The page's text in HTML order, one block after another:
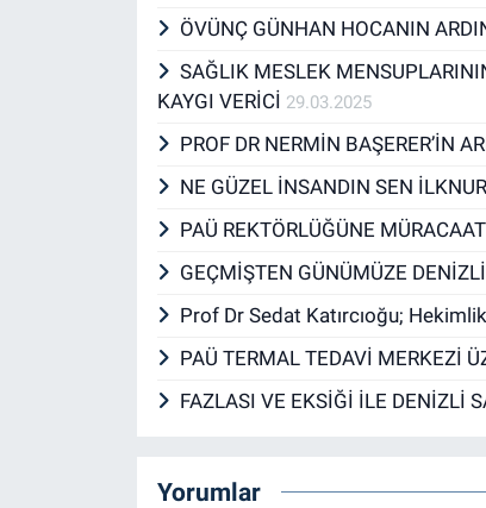
ÖVÜNÇ GÜNHAN HOCANIN
SAĞLIK MESLEK
KAYGI VERİCİ 29.03.2025
PROF DR NERMİN BAŞERER’İN
NE GÜZEL İNSANDIN SEN
PAÜ REKTÖRLÜĞÜNE
GEÇMİŞTEN GÜNÜMÜZE
Prof Dr Sedat Katırcıoğu;
PAÜ TERMAL TEDAVİ MERKEZİ
FAZLASI VE EKSİĞİ İLE DENİZLİ
Yorumlar